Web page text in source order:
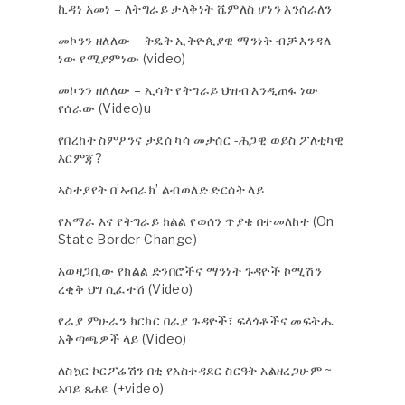
ኪዳነ አመነ – ለትግራይ ታላቅነት ሼምለስ ሆነን እንሰራለን
መኮንን ዘለለው – ትዴት ኢትዮጲያዊ ማንነት ብቻ እንዳለ
ነው የሚያምነው (video)
መኮንን ዘለለው – ኢሳት የትግራይ ህዝብ እንዲጠፋ ነው
የሰራው (Video)u
የበረከት ስምዖንና ታደሰ ካሳ መታሰር -ሕጋዊ ወይስ ፖለቲካዊ
እርምጃ?
ኣስተያየት በ’ኣብራክ’ ልብወለድ ድርሰት ላይ
የአማራ እና የትግራይ ክልል የወሰን ጥያቄ በተመለከተ (On
State Border Change)
አወዛጋቢው የክልል ድንበሮችና ማንነት ጉዳዮች ኮሚሽን
ረቂቅ ህግ ሲፈተሽ (Video)
የራያ ምሁራን ክርክር በራያ ጉዳዮች፣ ፍላጎቶችና መፍትሔ
አቅጣጫዎች ላይ (Video)
ለስኳር ኮርፖሬሽን በቂ የአስተዳደር ስርዓት አልዘረጋሁም ~
አባይ ጸሐዬ (+video)